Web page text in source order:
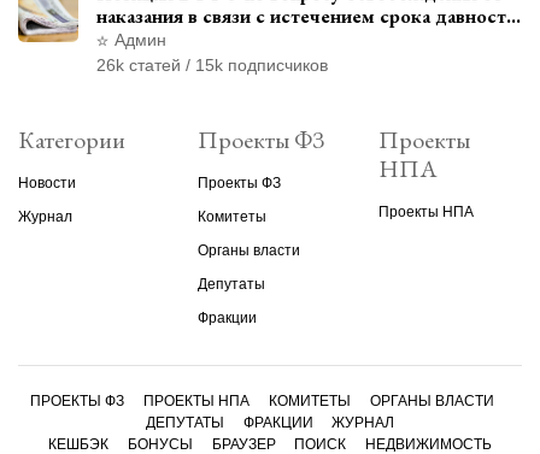
наказания в связи с истечением срока давности
уголовного преследования
Админ
26k статей / 15k подписчиков
Категории
Новости
Журнал
Проекты ФЗ
Проекты ФЗ
Комитеты
Органы власти
Депутаты
Фракции
Проекты
НПА
Проекты НПА
ПРОЕКТЫ ФЗ ПРОЕКТЫ НПА КОМИТЕТЫ
ОРГАНЫ ВЛАСТИ
ДЕПУТАТЫ
ФРАКЦИИ
ЖУРНАЛ
КЕШБЭК
БОНУСЫ БРАУЗЕР ПОИСК НЕДВИЖИМОСТЬ